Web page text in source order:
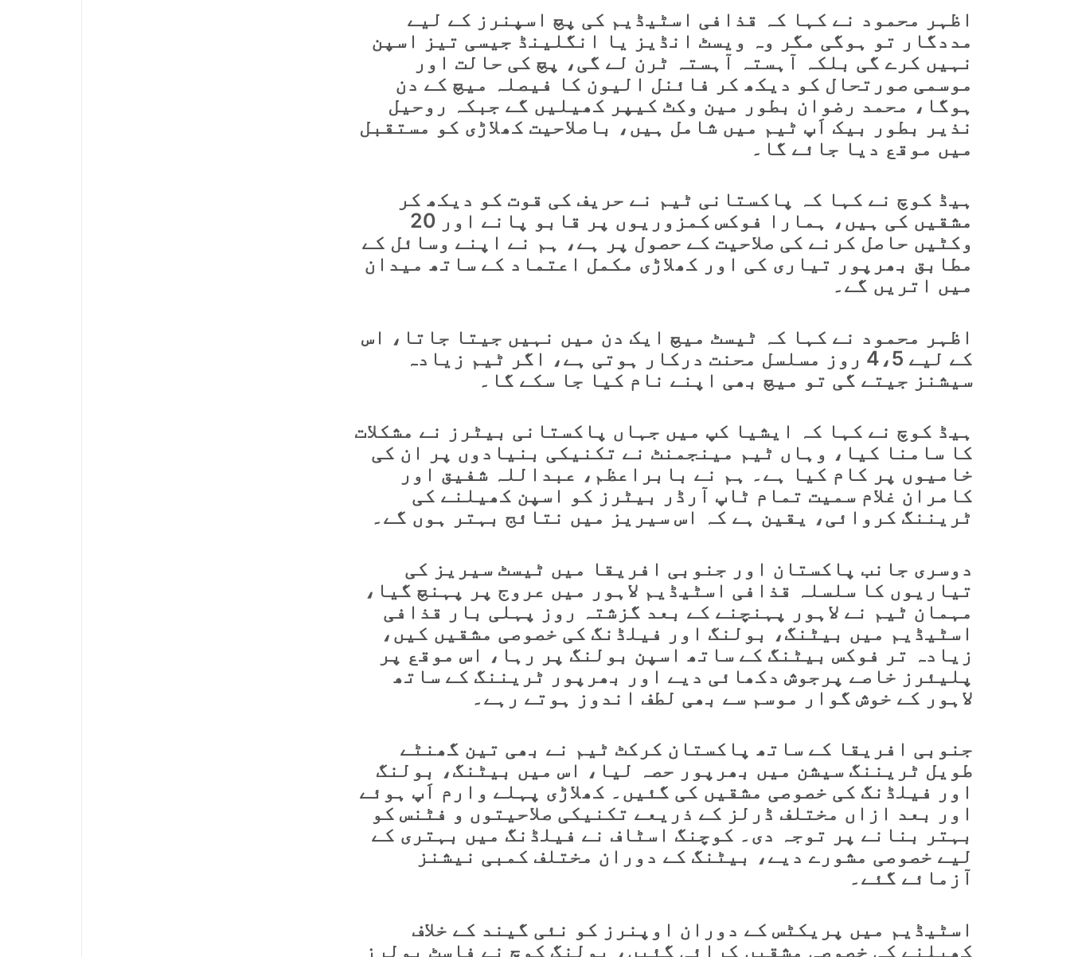
اظہر محمود نے کہا کہ قذافی اسٹیڈیم کی پچ اسپنرز کے لیے
مددگار تو ہوگی مگر وہ ویسٹ انڈیز یا انگلینڈ جیسی تیز اسپن
نہیں کرے گی بلکہ آہستہ آہستہ ٹرن لے گی، پچ کی حالت اور
موسمی صورتحال کو دیکھ کر فائنل الیون کا فیصلہ میچ کے دن
ہوگا، محمد رضوان بطور مین وکٹ کیپر کھیلیں گے جبکہ روحیل
نذیر بطور بیک اَپ ٹیم میں شامل ہیں، باصلاحیت کھلاڑی کو مستقبل
میں موقع دیا جائے گا۔
ہیڈ کوچ نے کہا کہ پاکستانی ٹیم نے حریف کی قوت کو دیکھ کر
مشقیں کی ہیں، ہمارا فوکس کمزوریوں پر قابو پانے اور 20
وکٹیں حاصل کرنے کی صلاحیت کے حصول پر ہے، ہم نے اپنے وسائل کے
مطابق بھرپور تیاری کی اور کھلاڑی مکمل اعتماد کے ساتھ میدان
میں اتریں گے۔
اظہر محمود نے کہا کہ ٹیسٹ میچ ایک دن میں نہیں جیتا جاتا، اس
کے لیے 4،5 روز مسلسل محنت درکار ہوتی ہے، اگر ٹیم زیادہ
سیشنز جیتے گی تو میچ بھی اپنے نام کیا جا سکے گا۔
ہیڈ کوچ نے کہا کہ ایشیا کپ میں جہاں پاکستانی بیٹرز نے مشکلات
کا سامنا کیا، وہاں ٹیم مینجمنٹ نے تکنیکی بنیادوں پر ان کی
خامیوں پر کام کیا ہے۔ ہم نے بابراعظم، عبداللہ شفیق اور
کامران غلام سمیت تمام ٹاپ آرڈر بیٹرز کو اسپن کھیلنے کی
ٹریننگ کروائی، یقین ہے کہ اس سیریز میں نتائج بہتر ہوں گے۔
دوسری جانب پاکستان اور جنوبی افریقا میں ٹیسٹ سیریز کی
تیاریوں کا سلسلہ قذافی اسٹیڈیم لاہور میں عروج پر پہنچ گیا،
مہمان ٹیم نے لاہور پہنچنے کے بعد گزشتہ روز پہلی بار قذافی
اسٹیڈیم میں بیٹنگ، بولنگ اور فیلڈنگ کی خصوصی مشقیں کیں،
زیادہ تر فوکس بیٹنگ کے ساتھ اسپن بولنگ پر رہا، اس موقع پر
پلیئرز خاصے پرجوش دکھائی دیے اور بھرپور ٹریننگ کے ساتھ
لاہور کے خوش گوار موسم سے بھی لطف اندوز ہوتے رہے۔
جنوبی افریقا کے ساتھ پاکستان کرکٹ ٹیم نے بھی تین گھنٹے
طویل ٹریننگ سیشن میں بھرپور حصہ لیا، اس میں بیٹنگ، بولنگ
اور فیلڈنگ کی خصوصی مشقیں کی گئیں۔ کھلاڑی پہلے وارم اَپ ہوئے
اور بعد ازاں مختلف ڈرلز کے ذریعے تکنیکی صلاحیتوں و فٹنس کو
بہتر بنانے پر توجہ دی۔ کوچنگ اسٹاف نے فیلڈنگ میں بہتری کے
لیے خصوصی مشورے دیے، بیٹنگ کے دوران مختلف کمبی نیشنز
آزمائے گئے۔
اسٹیڈیم میں پریکٹس کے دوران اوپنرز کو نئی گیند کے خلاف
کھیلنے کی خصوصی مشقیں کرائی گئیں، بولنگ کوچ نے فاسٹ بولرز